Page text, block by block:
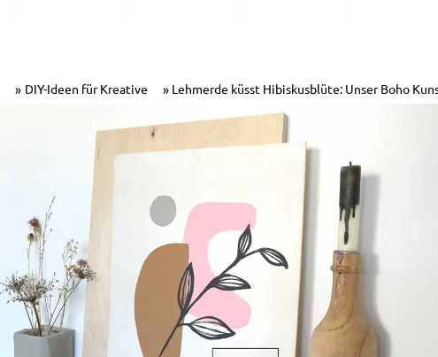
DIY-Ideen für Kreative Lehmerde küsst Hibiskusblüte: Unser Boho